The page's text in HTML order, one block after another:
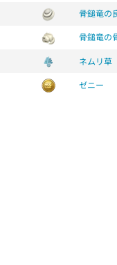
骨鎚竜の
骨鎚竜の
ネムリ草
ゼニー